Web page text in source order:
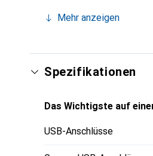
Transports nicht
fähigen Geräten
mit einer Vielzahl von
unterschiedliche
Mehr anzeigen
Spezifikationen
Das Wichtigste auf
USB-Anschlüsse